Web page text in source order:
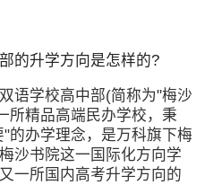
的升学方向是怎样的?
语学校高中部(简称为"梅沙
所精品高端民办学校，秉
的办学理念，是万科旗下梅
沙书院这一国际化方向学
一所国内高考升学方向的